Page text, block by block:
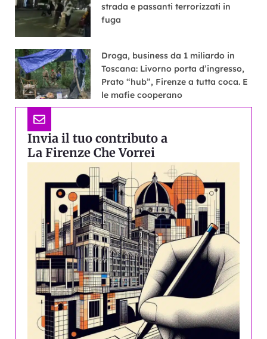
strada e passanti terrorizzati in
fuga
Droga, business da 1 miliardo in
Toscana: Livorno porta d’ingresso,
Prato “hub”, Firenze a tutta coca. E
le mafie cooperano
Invia il tuo contributo a
La Firenze Che Vorrei